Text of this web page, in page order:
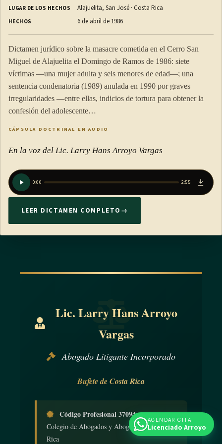
de Justicia
Será competencia exclusiva de la Corte Suprema de Justicia,
sin perjuicio de otras que la ley determine, resolver si se
constatan o no las causales previstas en el Estatuto de Roma
para:
a) Solicitar a la Fiscalía de la Corte Penal Internacional que
se inhiba en su competencia a favor del Estado
costarricense.
b) Impugnar la competencia de la Corte Penal Internacional
c) Consultar con la Corte y/o decidir que no se dé curso a
una solicitud de asistencia o cooperación recibida de la
1) Se tratara de divulgación de información o documentos
ARTÍCULO 23
solicitud del Poder Ejecutivo
Cuando el Poder Ejecutivo decida iniciar un procedimiento
ante la Corte Penal Internacional o ante cualquiera de sus
órganos, de acuerdo con las situaciones previstas en el 020
literales A) a C), podrá solicitar, en cualquier momento, que
la Corte Suprema de Justicia adopte una resolución al
LUGAR DE LOS HECHOS Alajuelita, San José · Costa Rica
HECHOS 6 de abril de 1986
Dictamen jurídico sobre la masacre cometida en el Cerro San
Miguel de Alajuelita el Domingo de Ramos de 1986: siete
víctimas —una mujer adulta y seis menores de edad—; una
sentencia condenatoria (1989) anulada en 1990 por graves
irregularidades —entre ellas, indicios de tortura para obtener la
confesión del adolescente…
CÁPSULA DOCTRINAL EN AUDIO
En la voz del Lic. Larry Hans Arroyo Vargas
0:00 2:55
LEER DICTAMEN COMPLETO →
Lic. Larry Hans Arroyo
Vargas
Abogado Litigante Incorporado
Bufete de Costa Rica
Código Profesional 37094
Colegio de Abogados y Abogadas de Costa
Rica
AGENDAR CITA
Licenciado Arroyo